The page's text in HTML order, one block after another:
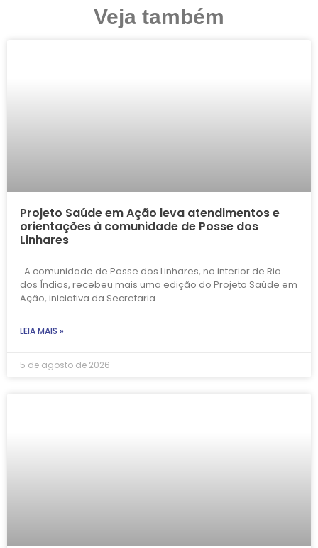
Veja também
Projeto Saúde em Ação leva atendimentos e
orientações à comunidade de Posse dos
Linhares
A comunidade de Posse dos Linhares, no interior de Rio
dos Índios, recebeu mais uma edição do Projeto Saúde em
Ação, iniciativa da Secretaria
LEIA MAIS »
5 de agosto de 2026